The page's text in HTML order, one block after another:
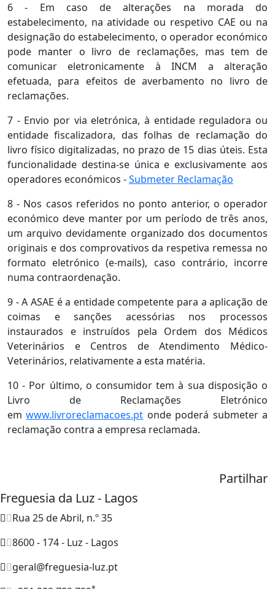
6 - Em caso de alterações na morada do
estabelecimento, na atividade ou respetivo CAE ou na
designação do estabelecimento, o operador económico
pode manter o livro de reclamações, mas tem de
comunicar eletronicamente à INCM a alteração
efetuada, para efeitos de averbamento no livro de
reclamações.
7 - Envio por via eletrónica, à entidade reguladora ou
entidade fiscalizadora, das folhas de reclamação do
livro físico digitalizadas, no prazo de 15 dias úteis. Esta
funcionalidade destina-se única e exclusivamente aos
operadores económicos -Submeter Reclamação
8 - Nos casos referidos no ponto anterior, o operador
económico deve manter por um período de três anos,
um arquivo devidamente organizado dos documentos
originais e dos comprovativos da respetiva remessa no
formato eletrónico (e-mails), caso contrário, incorre
numa contraordenação.
9 - A ASAE é a entidade competente para a aplicação de
coimas e sanções acessórias nos processos
instaurados e instruídos pela Ordem dos Médicos
Veterinários e Centros de Atendimento Médico-
Veterinários, relativamente a esta matéria.
10 - Por último, o consumidor tem à sua disposição o
Livro de Reclamações Eletrónico
emwww.livroreclamacoes.pt onde poderá submeter a
reclamação contra a empresa reclamada.
Partilhar
Freguesia da Luz - Lagos
Rua 25 de Abril, n.º 35
8600 - 174 - Luz - Lagos
geral@freguesia-luz.pt